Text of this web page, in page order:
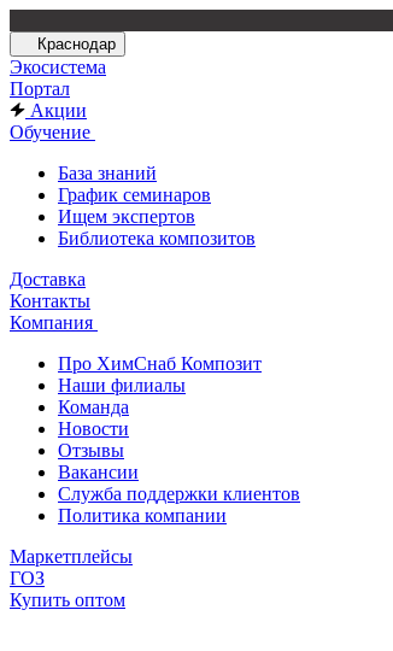
Краснодар
Экосистема
Портал
Акции
Обучение
База знаний
График семинаров
Ищем экспертов
Библиотека композитов
Доставка
Контакты
Компания
Про ХимСнаб Композит
Наши филиалы
Команда
Новости
Отзывы
Вакансии
Служба поддержки клиентов
Политика компании
Маркетплейсы
ГОЗ
Купить оптом